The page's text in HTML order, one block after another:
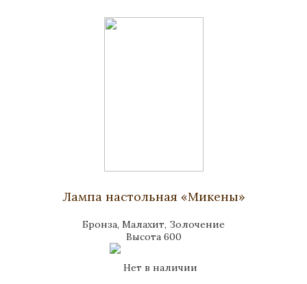
Лампа настольная «Микены»
Бронза, Малахит, Золочение
Высота 600
Нет в наличии